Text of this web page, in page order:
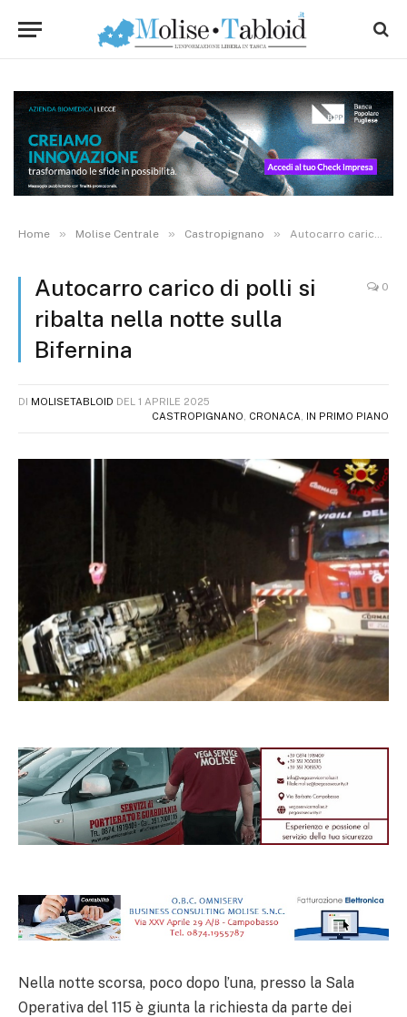
Home » Molise Centrale » Castropignano » Autocarro carico di polli si ribalta nella notte sulla Bifernina
Autocarro carico di polli si
ribalta nella notte sulla
Bifernina
0
DI MOLISETABLOID DEL 1 APRILE 2025
CASTROPIGNANO
CRONACA IN PRIMO PIANO
Nella notte scorsa, poco dopo l’una, presso la Sala
Operativa del 115 è giunta la richiesta da parte dei